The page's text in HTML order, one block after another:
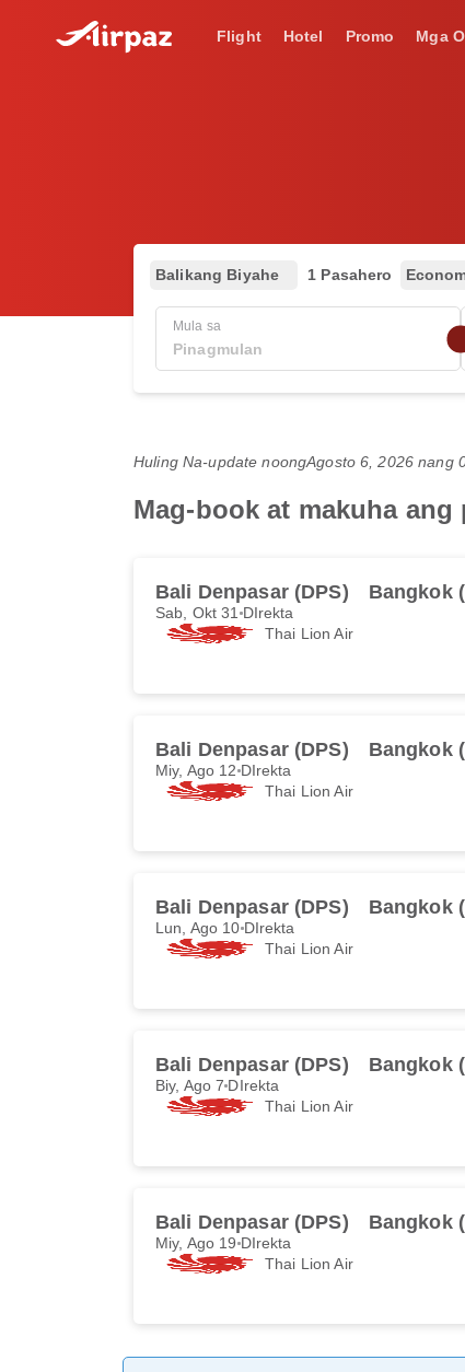
Flight Hotel Promo Mga
Balikang Biyahe 1 Pasahero
Mula sa
Huling Na-update noongAgosto 6, 2026 nang
Mag-book at makuha
Bali Denpasar (DPS) Bangkok
Sab, Okt 31 DIrekta
Thai Lion Air
Bali Denpasar (DPS) Bangkok
Miy, Ago 12 DIrekta
Thai Lion Air
Bali Denpasar (DPS) Bangkok
Lun, Ago 10 DIrekta
Thai Lion Air
Bali Denpasar (DPS) Bangkok
Biy, Ago 7 DIrekta
Thai Lion Air
Bali Denpasar (DPS) Bangkok
Miy, Ago 19 DIrekta
Thai Lion Air